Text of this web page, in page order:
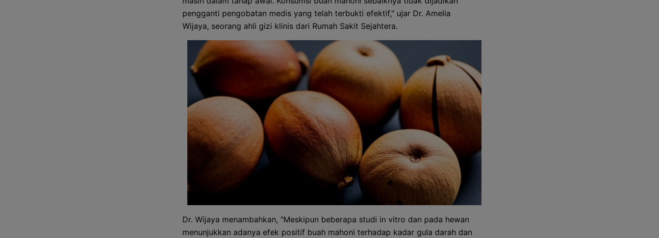
pengganti pengobatan medis yang telah terbukti efektif," ujar Dr. Amelia
Wijaya, seorang ahli gizi klinis dari Rumah Sakit Sejahtera.
Dr. Wijaya menambahkan, "Meskipun beberapa studi in vitro dan pada hewan
menunjukkan adanya efek positif buah mahoni terhadap kadar gula darah dan